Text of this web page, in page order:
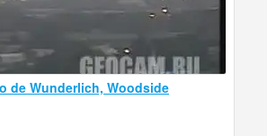
de Wunderlich, Woodside